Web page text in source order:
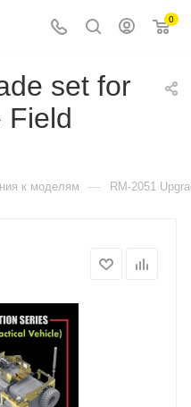
0
set for
Field
к моделям — RM-2051